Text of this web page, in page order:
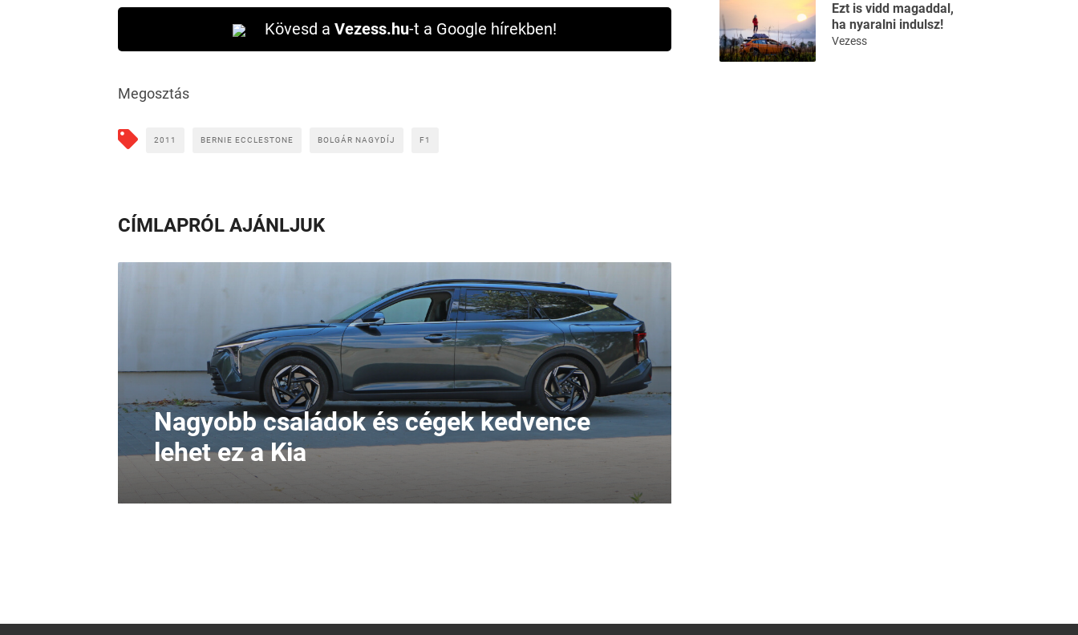
Kövesd a Vezess.hu-t a Google hírekben!
Megosztás
2011 BERNIE ECCLESTONE BOLGÁR NAGYDÍJ F1
CÍMLAPRÓL AJÁNLJUK
Nagyobb családok és cégek kedvence
lehet ez a Kia
Ezt is vidd magaddal,
ha nyaralni indulsz!
Vezess